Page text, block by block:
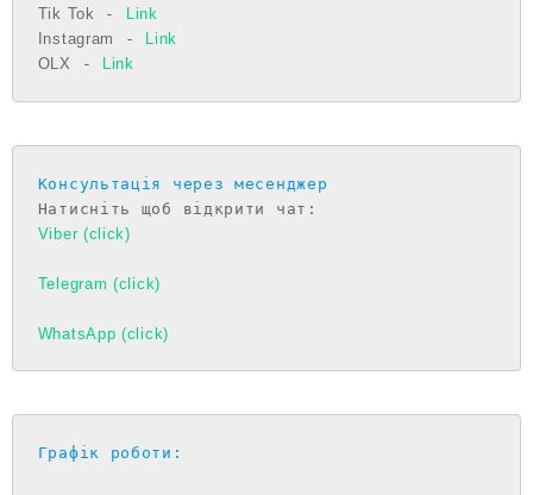
Tik Tok -
Link
Instagram
-
Link
OLX
- Link
Консультація через месенджер
Viber (click)
Telegram (click)
WhatsApp (click)
Графік роботи: